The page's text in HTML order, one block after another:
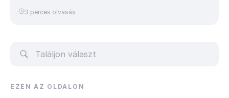
3 perces olvasás
EZEN AZ OLDALON